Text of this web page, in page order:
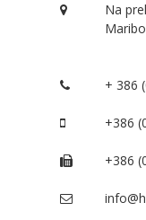
Na
+ 386
+386
+386